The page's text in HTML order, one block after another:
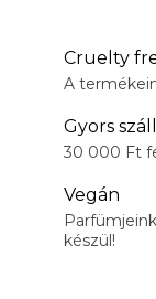
Cruelty
A
Gyors
30 000 Ft
Vegán
készül!